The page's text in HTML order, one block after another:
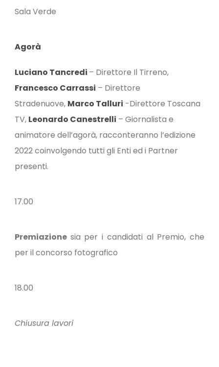
Sala Verde
Agorà
Luciano Tancredi – Direttore Il Tirreno,
Francesco Carrassi – Direttore
Stradenuove, Marco Talluri -Direttore Toscana
TV, Leonardo Canestrelli – Giornalista e
animatore dell’agorà, racconteranno l’edizione
2022 coinvolgendo tutti gli Enti ed i Partner
presenti.
17.00
Premiazione sia per i candidati al Premio, che
per il concorso fotografico
18.00
Chiusura lavori